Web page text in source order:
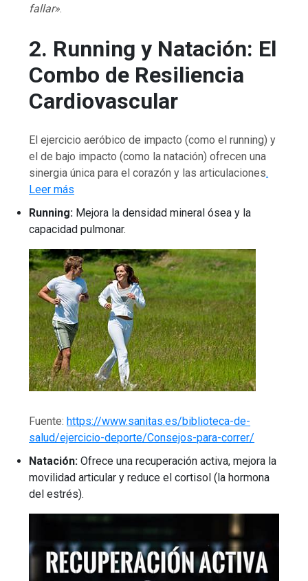
fallar».
2. Running y Natación: El
Combo de Resiliencia
Cardiovascular
El ejercicio aeróbico de impacto (como el running) y
el de bajo impacto (como la natación) ofrecen una
sinergia única para el corazón y las articulaciones.
Leer más
Running: Mejora la densidad mineral ósea y la
capacidad pulmonar.
Fuente:https://www.sanitas.es/biblioteca-de-
salud/ejercicio-deporte/Consejos-para-correr/
Natación: Ofrece una recuperación activa, mejora la
movilidad articular y reduce el cortisol (la hormona
del estrés).